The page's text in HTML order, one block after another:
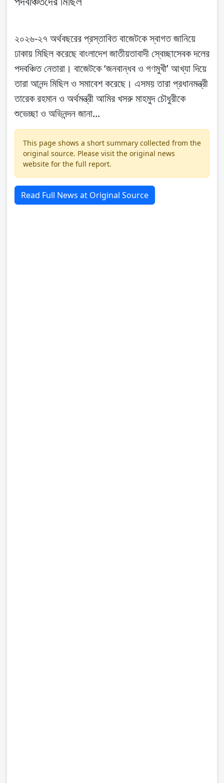
২০২৬-২৭ অর্থবছরের প্রস্তাবিত বাজেটকে স্বাগত জানিয়ে
ঢাকায় মিছিল করেছে বাংলাদেশ জাতীয়তাবাদী স্বেচ্ছাসেবক দলের
পদবঞ্চিত নেতারা। বাজেটকে ‘জনবান্ধব ও গণমুখী’ আখ্যা দিয়ে
তারা আনন্দ মিছিল ও সমাবেশ করেছে। এসময় তারা প্রধানমন্ত্রী
তারেক রহমান ও অর্থমন্ত্রী আমির খসরু মাহমুদ চৌধুরীকে
শুভেচ্ছা ও অভিনন্দন জানা...
This page shows a short summary collected from the
original source. Please visit the original news
website for the full report.
Read Full News at Original Source